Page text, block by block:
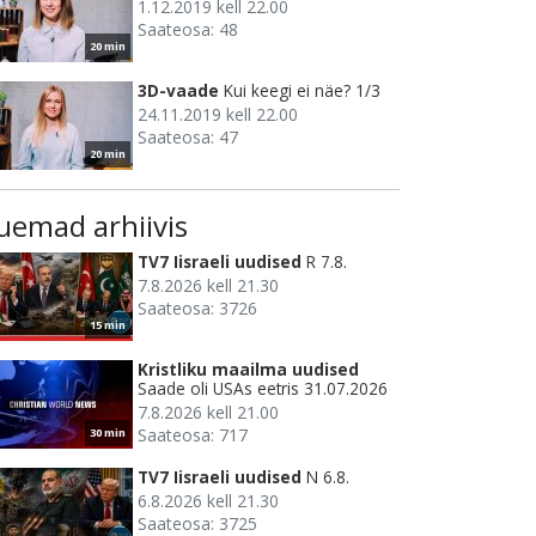
20 min
1.12.2019 kell 22.00
Saateosa: 48
20 min
3D-vaade Kui keegi ei näe? 1/3
24.11.2019 kell 22.00
Saateosa: 47
arhiivis
15 min
TV7 Iisraeli uudised R 7.8.
7.8.2026 kell 21.30
Saateosa: 3726
30 min
Kristliku maailma uudised
Saade oli USAs eetris 31.07.2026
7.8.2026 kell 21.00
Saateosa: 717
TV7 Iisraeli uudised N 6.8.
6.8.2026 kell 21.30
Saateosa: 3725